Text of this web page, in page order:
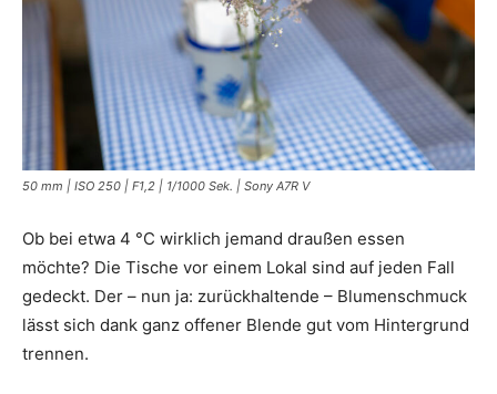
50 mm | ISO 250 | F1,2 | 1/1000 Sek. | Sony A7R V
Ob bei etwa 4 °C wirklich jemand draußen essen
möchte? Die Tische vor einem Lokal sind auf jeden Fall
gedeckt. Der – nun ja: zurückhaltende – Blumenschmuck
lässt sich dank ganz offener Blende gut vom Hintergrund
trennen.